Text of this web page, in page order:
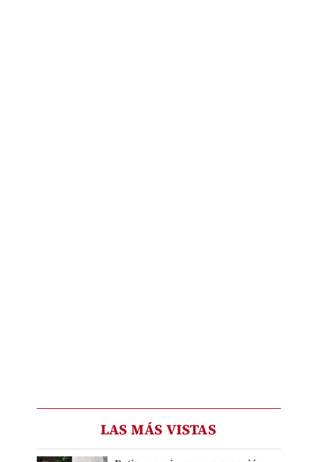
LAS MÁS VISTAS